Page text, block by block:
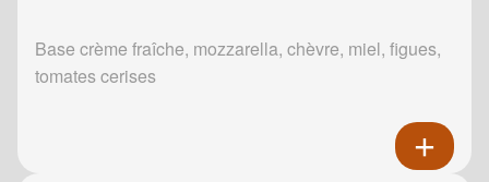
Base crème fraîche, mozzarella, chèvre, miel, figues,
tomates cerises